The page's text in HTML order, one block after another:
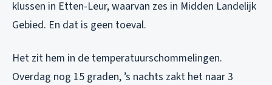
klussen in Etten-Leur, waarvan zes in Midden Landelijk
Gebied. En dat is geen toeval.
Het zit hem in de temperatuurschommelingen.
Overdag nog 15 graden, ’s nachts zakt het naar 3